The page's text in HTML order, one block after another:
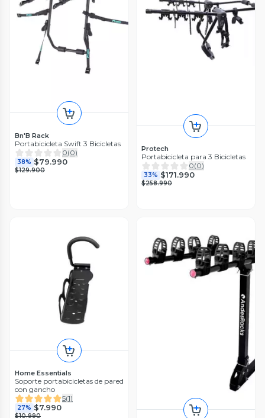
Bn'B Rack
Portabicicleta Swift 3 Bicicletas
0(0)
38% $79.990
$129.900
Protech
Portabicicleta para 3 Bicicletas
0(0)
33% $171.990
$258.990
Home Essentials
Soporte portabicicletas de pared
con gancho
5(1)
27% $7.990
$10.990